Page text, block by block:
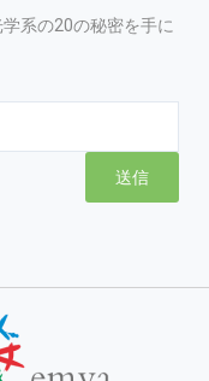
系の20の秘密を手に
送信